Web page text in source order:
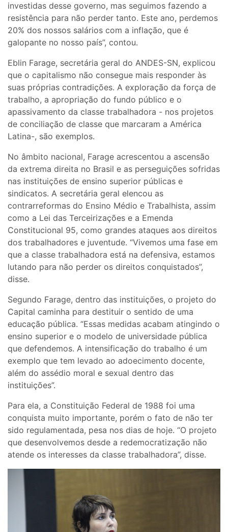
investidas desse governo, mas seguimos fazendo a
resistência para não perder tanto. Este ano, perdemos
20% dos nossos salários com a inflação, que é
galopante no nosso país”, contou.
Eblin Farage, secretária geral do ANDES-SN, explicou
que o capitalismo não consegue mais responder às
suas próprias contradições. A exploração da força de
trabalho, a apropriação do fundo público e o
apassivamento da classe trabalhadora - nos projetos
de conciliação de classe que marcaram a América
Latina-, são exemplos.
No âmbito nacional, Farage acrescentou a ascensão
da extrema direita no Brasil e as perseguições sofridas
nas instituições de ensino superior públicas e
sindicatos. A secretária geral elencou as
contrarreformas do Ensino Médio e Trabalhista, assim
como a Lei das Terceirizações e a Emenda
Constitucional 95, como grandes ataques aos direitos
dos trabalhadores e juventude. “Vivemos uma fase em
que a classe trabalhadora está na defensiva, estamos
lutando para não perder os direitos conquistados”,
disse.
Segundo Farage, dentro das instituições, o projeto do
Capital caminha para destituir o sentido de uma
educação pública. “Essas medidas acabam atingindo o
ensino superior e o modelo de universidade pública
que defendemos. A intensificação do trabalho é um
exemplo que tem levado ao adoecimento docente,
além do assédio moral e sexual dentro das
instituições”.
Para ela, a Constituição Federal de 1988 foi uma
conquista muito importante, porém o fato de não ter
sido regulamentada, pesa nos dias de hoje. “O projeto
que desenvolvemos desde a redemocratização não
atende os interesses da classe trabalhadora”, disse.